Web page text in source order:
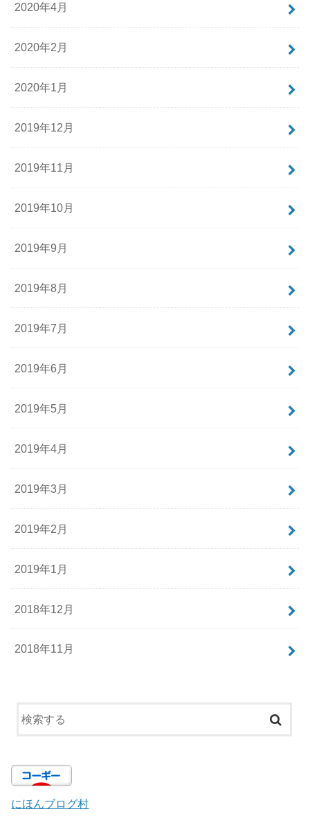
2020年4月
2020年2月
2020年1月
2019年12月
2019年11月
2019年10月
2019年9月
2019年8月
2019年7月
2019年6月
2019年5月
2019年4月
2019年3月
2019年2月
2019年1月
2018年12月
2018年11月
にほんブログ村